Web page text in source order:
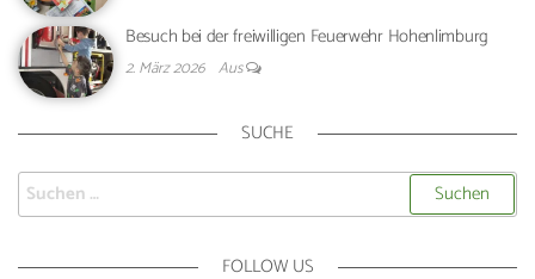
Besuch bei der freiwilligen Feuerwehr Hohenlimburg
2. März 2026 Aus
SUCHE
FOLLOW US